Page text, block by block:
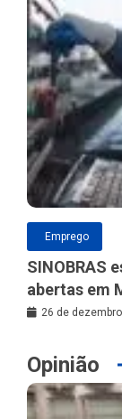
Emprego
SINOBRAS
abertas em
26 de
Opinião